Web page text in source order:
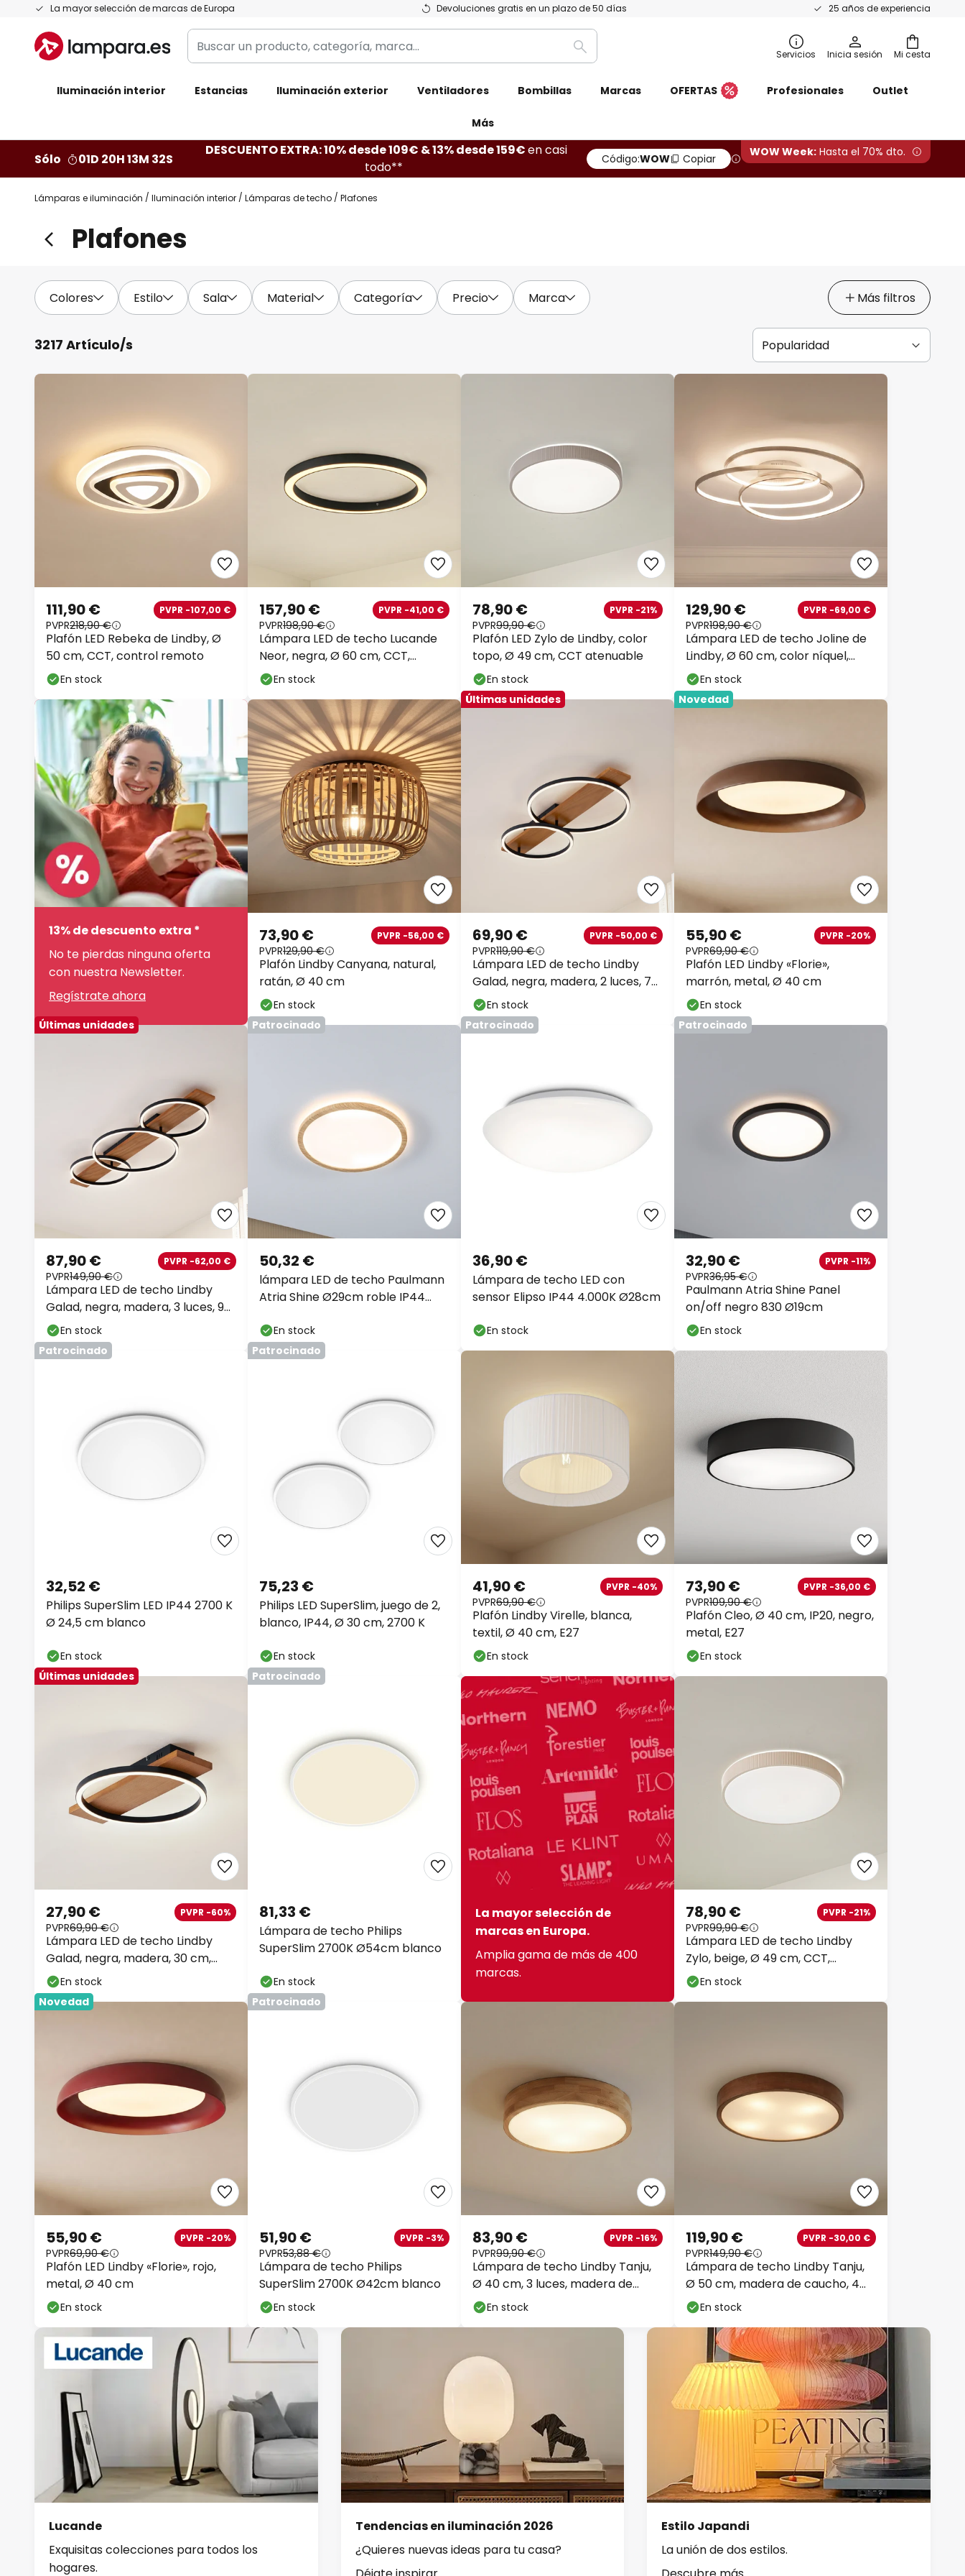
La mayor selección de marcas de Europa Devoluciones gratis en un plazo de 50 días 25 años de experiencia
Ir
contenido
Mi cesta
Buscar
un
categoría,
Buscar Servicios Inicia sesión
Iluminación interior Estancias Iluminación exterior Ventiladores Bombillas Marcas OFERTAS Profesionales Outlet
Más
Sólo 01D 20H 13M 31S
DESCUENTO EXTRA: 10% desde 109€ & 13% desde 159€en casi
todo**
Código:WOW Copiar WOW Week: Hasta el 70% dto.
Lámparas e iluminación Iluminación interior Lámparas de techo Plafones
Plafones
Colores Estilo Sala Material Categoría Precio Marca Más filtros
3217 Artículo/s
Plafón LED Rebeka de Lindby, Ø
50 cm, CCT, control remoto
111,90 € PVPR -107,00 €
PVPR218,90 €
En stock
Lámpara LED de techo Lucande
Neor, negra, Ø 60 cm, CCT,
atenuable
157,90 € PVPR -41,00 €
PVPR198,90 €
En stock
Plafón LED Zylo de Lindby, color
topo, Ø 49 cm, CCT atenuable
78,90 € PVPR -21%
PVPR99,90 €
En stock
Lámpara LED de techo Joline de
Lindby, Ø 60 cm, color níquel,
metal
129,90 € PVPR -69,00 €
PVPR198,90 €
En stock
13% de descuento extra *
No te pierdas ninguna oferta
con nuestra Newsletter.
Regístrate ahora
Plafón Lindby Canyana, natural,
ratán, Ø 40 cm
73,90 € PVPR -56,00 €
PVPR129,90 €
En stock
Últimas unidades
Lámpara LED de techo Lindby
Galad, negra, madera, 2 luces, 75
cm
69,90 € PVPR -50,00 €
PVPR119,90 €
En stock
Novedad
Plafón LED Lindby «Florie»,
marrón, metal, Ø 40 cm
55,90 € PVPR -20%
PVPR69,90 €
En stock
Últimas unidades
Lámpara LED de techo Lindby
Galad, negra, madera, 3 luces, 98
cm
87,90 € PVPR -62,00 €
PVPR149,90 €
En stock
Patrocinado
lámpara LED de techo Paulmann
Atria Shine Ø29cm roble IP44
50,32 €
En stock
Patrocinado
Lámpara de techo LED con
sensor Elipso IP44 4.000K Ø28cm
36,90 €
En stock
Patrocinado
Paulmann Atria Shine Panel
on/off negro 830 Ø19cm
32,90 € PVPR -11%
PVPR36,95 €
En stock
Patrocinado
Philips SuperSlim LED IP44 2700 K
Ø 24,5 cm blanco
32,52 €
En stock
Patrocinado
Philips LED SuperSlim, juego de 2,
blanco, IP44, Ø 30 cm, 2700 K
75,23 €
En stock
Plafón Lindby Virelle, blanca,
textil, Ø 40 cm, E27
41,90 € PVPR -40%
PVPR69,90 €
En stock
Plafón Cleo, Ø 40 cm, IP20, negro,
metal, E27
73,90 € PVPR -36,00 €
PVPR109,90 €
En stock
Últimas unidades
Lámpara LED de techo Lindby
Galad, negra, madera, 30 cm,
atenuable
27,90 € PVPR -60%
PVPR69,90 €
En stock
Patrocinado
Lámpara de techo Philips
SuperSlim 2700K Ø54cm blanco
81,33 €
En stock
La mayor selección de
marcas en Europa.
Amplia gama de más de 400
marcas.
Lámpara LED de techo Lindby
Zylo, beige, Ø 49 cm, CCT,
atenuable
78,90 € PVPR -21%
PVPR99,90 €
En stock
Novedad
Plafón LED Lindby «Florie», rojo,
metal, Ø 40 cm
55,90 € PVPR -20%
PVPR69,90 €
En stock
Patrocinado
Lámpara de techo Philips
SuperSlim 2700K Ø42cm blanco
51,90 € PVPR -3%
PVPR53,88 €
En stock
Lámpara de techo Lindby Tanju,
Ø 40 cm, 3 luces, madera de
caucho, E27
83,90 € PVPR -16%
PVPR99,90 €
En stock
Lámpara de techo Lindby Tanju,
Ø 50 cm, madera de caucho, 4
luces, E27
119,90 € PVPR -30,00 €
PVPR149,90 €
En stock
Lucande
Exquisitas colecciones para todos los
hogares.
Tendencias en iluminación 2026
¿Quieres nuevas ideas para tu casa?
Estilo Japandi
La unión de dos estilos.